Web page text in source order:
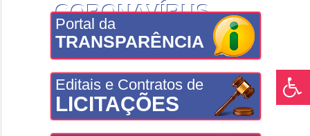
CORONAVÍRUS
Portal da
TRANSPARÊNCIA
Editais e Contratos de
LICITAÇÕES